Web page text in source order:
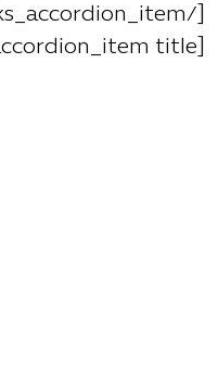
[/mks_accordion_item]